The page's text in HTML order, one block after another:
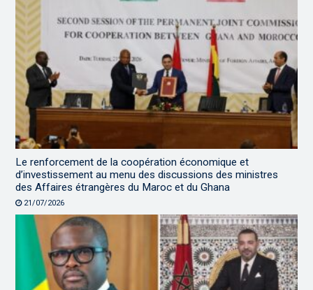
Le renforcement de la coopération économique et
d’investissement au menu des discussions des ministres
des Affaires étrangères du Maroc et du Ghana
21/07/2026